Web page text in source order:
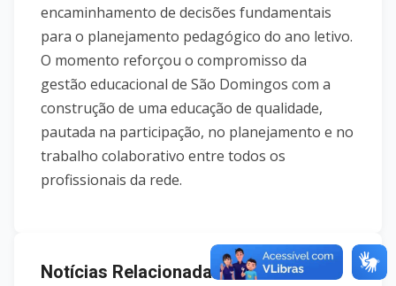
encaminhamento de decisões fundamentais
para o planejamento pedagógico do ano letivo.
O momento reforçou o compromisso da
gestão educacional de São Domingos com a
construção de uma educação de qualidade,
pautada na participação, no planejamento e no
trabalho colaborativo entre todos os
profissionais da rede.
Notícias Relacionadas